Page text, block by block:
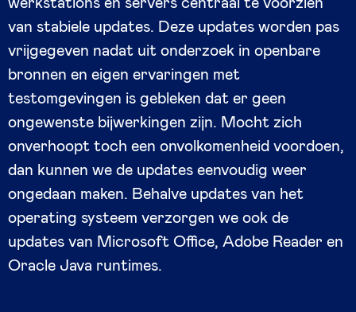
van stabiele updates. Deze updates worden pas
vrijgegeven nadat uit onderzoek in openbare
bronnen en eigen ervaringen met
testomgevingen is gebleken dat er geen
ongewenste bijwerkingen zijn. Mocht zich
onverhoopt toch een onvolkomenheid voordoen,
dan kunnen we de updates eenvoudig weer
ongedaan maken. Behalve updates van het
operating systeem verzorgen we ook de
updates van Microsoft Office, Adobe Reader en
Oracle Java runtimes.